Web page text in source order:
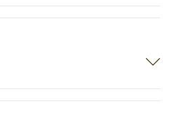
de certificado CE. Cumplen